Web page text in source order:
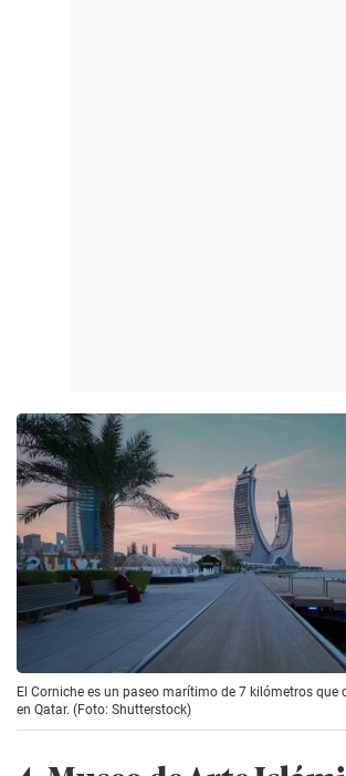
El Corniche es un paseo marítimo de 7 kilómetros que
en Qatar. (Foto: Shutterstock)